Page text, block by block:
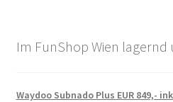
Im FunShop Wien
Waydoo Subnado Plus EUR 849,-